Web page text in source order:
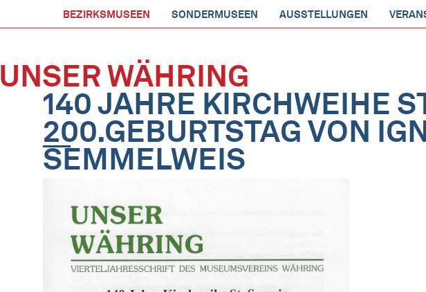
BEZIRKSMUSEEN SONDERMUSEEN AUSSTELLUNGEN
UNSER WÄHRING
140 JAHRE KIRCHWEIHE
200.GEBURTSTAG VON
SEMMELWEIS